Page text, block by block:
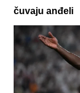
čuvaju anđeli